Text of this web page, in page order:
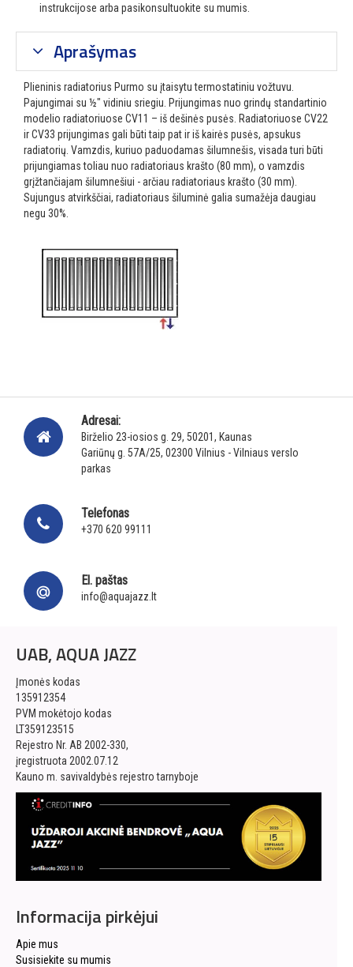
instrukcijose arba pasikonsultuokite su mumis.
Aprašymas
Plieninis radiatorius Purmo su įtaisytu termostatiniu vožtuvu.
Pajungimai su ½″ vidiniu sriegiu. Prijungimas nuo grindų standartinio
modelio radiatoriuose CV11 – iš dešinės pusės. Radiatoriuose CV22
ir CV33 prijungimas gali būti taip pat ir iš kairės pusės, apsukus
radiatorių. Vamzdis, kuriuo paduodamas šilumnešis, visada turi būti
prijungiamas toliau nuo radiatoriaus krašto (80 mm), o vamzdis
grįžtančiajam šilumnešiui - arčiau radiatoriaus krašto (30 mm).
Sujungus atvirkščiai, radiatoriaus šiluminė galia sumažėja daugiau
negu 30%.
Adresai:
Birželio 23-iosios g. 29, 50201, Kaunas
Gariūnų g. 57A/25, 02300 Vilnius - Vilniaus verslo
parkas
Telefonas
+370 620 99111
El. paštas
info@aquajazz.lt
UAB, AQUA JAZZ
Įmonės kodas
135912354
PVM mokėtojo kodas
LT359123515
Rejestro Nr. AB 2002-330,
įregistruota 2002.07.12
Kauno m. savivaldybės rejestro tarnyboje
Informacija pirkėjui
Apie mus
Susisiekite su mumis